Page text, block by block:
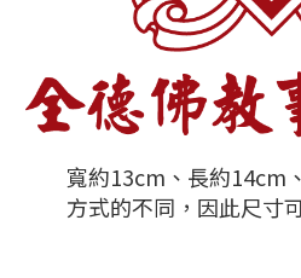
寬約13cm、長約14cm
方式的不同，因此尺寸